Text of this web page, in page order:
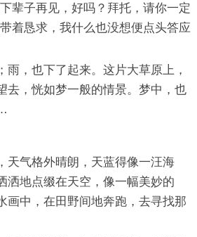
辈子再见，好吗？拜托，请你一定
着恳求，我什么也没想便点头答应
，也下了起来。这片大草原上，
去，恍如梦一般的情景。梦中，也
气格外晴朗，天蓝得像一汪海
洒地点缀在天空，像一幅美妙的
画中，在田野间地奔跑，去寻找那